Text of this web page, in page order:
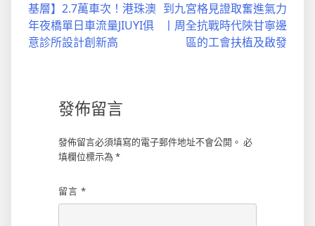
基層】2.7萬車次！港珠澳
年夜橋單日車流量JIUYI俱
意診所設計創新高
到九宮格見證取奮進氣力
丨周全抗戰時代陜甘寧邊
區的工會扶植及啟發
發佈留言
發佈留言必須填寫的電子郵件地址不會公開。 必
填欄位標示為 *
留言 *